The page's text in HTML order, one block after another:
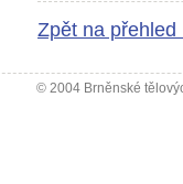
Zpět na přehled
© 2004 Brněnské